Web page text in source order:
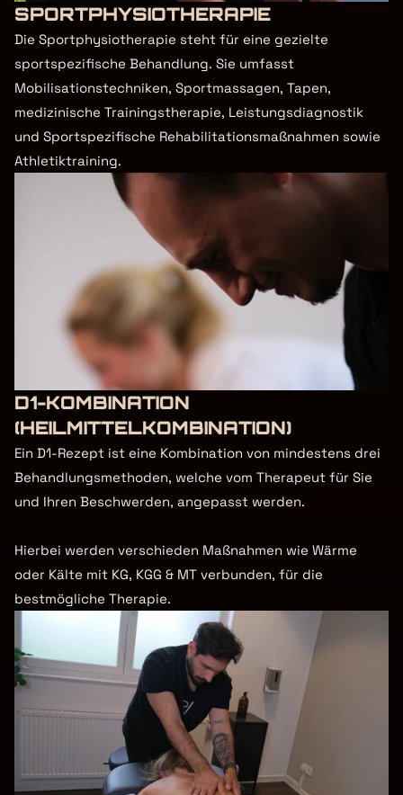
SPORTPHYSIOTHERAPIE
Die Sportphysiotherapie steht für eine gezielte
sportspezifische Behandlung. Sie umfasst
Mobilisationstechniken, Sportmassagen, Tapen,
medizinische Trainingstherapie, Leistungsdiagnostik
und Sportspezifische Rehabilitationsmaßnahmen sowie
Athletiktraining.
D1-KOMBINATION
(HEILMITTELKOMBINATION)
Ein D1-Rezept ist eine Kombination von mindestens drei
Behandlungsmethoden, welche vom Therapeut für Sie
und Ihren Beschwerden, angepasst werden.
Hierbei werden verschieden Maßnahmen wie Wärme
oder Kälte mit KG, KGG & MT verbunden, für die
bestmögliche Therapie.